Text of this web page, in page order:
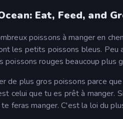
Eat, Feed, and
poissons à manger en
les petits poissons bleus. Peu
poissons rouges beaucoup plus
de plus gros poissons parce
celui que tu es prêt à
feras manger. C'est la loi du